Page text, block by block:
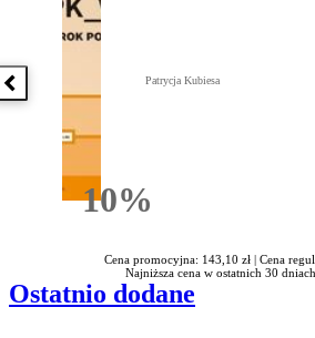
Poprzednia książka
10%Rabatu
Patrycja Kubiesa
Cena promocyjna: 143,10 zł | Cena
Najniższa cena w ostatnich 30
Ostatnio dodane